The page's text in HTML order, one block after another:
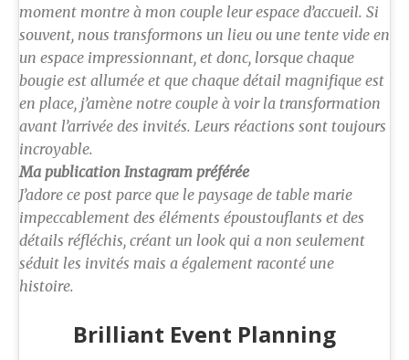
moment montre à mon couple leur espace d’accueil. Si
souvent, nous transformons un lieu ou une tente vide en
un espace impressionnant, et donc, lorsque chaque
bougie est allumée et que chaque détail magnifique est
en place, j’amène notre couple à voir la transformation
avant l’arrivée des invités. Leurs réactions sont toujours
incroyable.
Ma publication Instagram préférée
J’adore ce post parce que le paysage de table marie
impeccablement des éléments époustouflants et des
détails réfléchis, créant un look qui a non seulement
séduit les invités mais a également raconté une
histoire.
Brilliant Event Planning